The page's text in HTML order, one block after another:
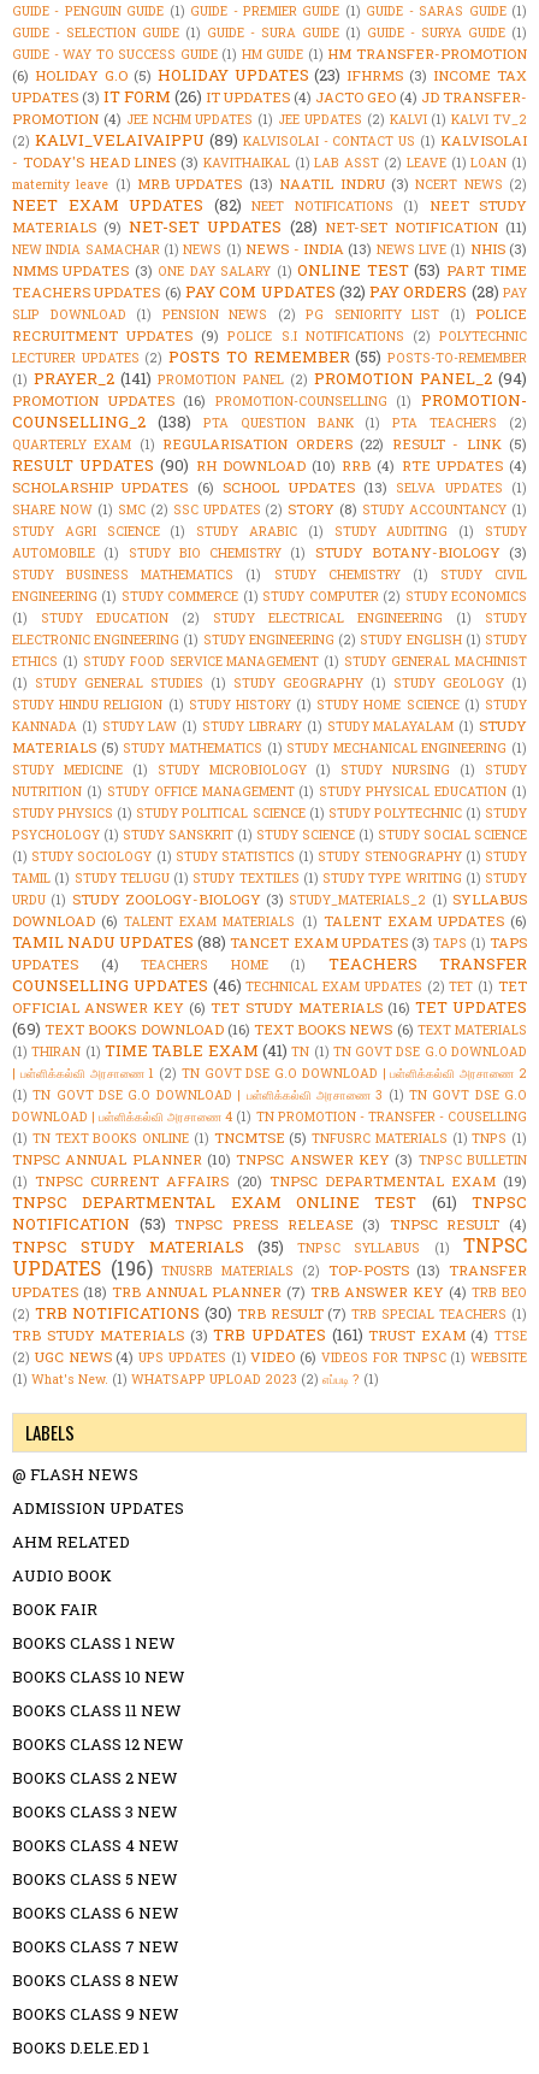
GUIDE - PENGUIN GUIDE (1) GUIDE - PREMIER GUIDE (1) GUIDE - SARAS GUIDE (1)
GUIDE - SELECTION GUIDE (1) GUIDE - SURA GUIDE (1) GUIDE - SURYA GUIDE (1)
GUIDE - WAY TO SUCCESS GUIDE (1) HM GUIDE (1) HM TRANSFER-PROMOTION
(6) HOLIDAY G.O (5) HOLIDAY UPDATES (23) IFHRMS (3) INCOME TAX
UPDATES (3) IT FORM (26) IT UPDATES (4) JACTO GEO (4) JD TRANSFER-
PROMOTION (4) JEE NCHM UPDATES (1) JEE UPDATES (2) KALVI (1) KALVI TV_2
(2) KALVI_VELAIVAIPPU (89) KALVISOLAI - CONTACT US (1) KALVISOLAI
- TODAY'S HEAD LINES (3) KAVITHAIKAL (1) LAB ASST (2) LEAVE (1) LOAN (1)
maternity leave (1) MRB UPDATES (13) NAATIL INDRU (3) NCERT NEWS (2)
NEET EXAM UPDATES (82) NEET NOTIFICATIONS (1)
NEET STUDY
MATERIALS (9) NET-SET UPDATES (28) NET-SET NOTIFICATION (11)
NEW INDIA SAMACHAR (1) NEWS (1) NEWS - INDIA (13) NEWS LIVE (1) NHIS (3)
NMMS UPDATES (3) ONE DAY SALARY (1) ONLINE TEST (53) PART TIME
TEACHERS UPDATES (6) PAY COM UPDATES (32) PAY ORDERS (28) PAY
SLIP DOWNLOAD
(1) PENSION NEWS (2) PG SENIORITY LIST (1)
POLICE
RECRUITMENT UPDATES (9) POLICE S.I NOTIFICATIONS (2) POLYTECHNIC
LECTURER UPDATES (2) POSTS TO REMEMBER (55) POSTS-TO-REMEMBER
(1) PRAYER_2 (141) PROMOTION PANEL (2) PROMOTION PANEL_2 (94)
PROMOTION UPDATES (16) PROMOTION-COUNSELLING (1)
PROMOTION-
COUNSELLING_2 (138) PTA QUESTION BANK (1) PTA TEACHERS
(2)
QUARTERLY EXAM (1) REGULARISATION ORDERS (22) RESULT - LINK (5)
RESULT UPDATES (90) RH DOWNLOAD (10) RRB (4) RTE UPDATES (4)
SCHOLARSHIP UPDATES (6) SCHOOL UPDATES (13) SELVA UPDATES
(1)
SHARE NOW (1) SMC (2) SSC UPDATES (2) STORY (8) STUDY ACCOUNTANCY (1)
STUDY AGRI SCIENCE
(1) STUDY ARABIC (1) STUDY AUDITING (1)
STUDY
AUTOMOBILE (1) STUDY BIO CHEMISTRY (1) STUDY BOTANY-BIOLOGY (3)
STUDY BUSINESS MATHEMATICS (1) STUDY CHEMISTRY (1)
STUDY CIVIL
ENGINEERING (1) STUDY COMMERCE (1) STUDY COMPUTER (2) STUDY ECONOMICS
(1)
STUDY EDUCATION (2) STUDY ELECTRICAL ENGINEERING (1)
STUDY
ELECTRONIC ENGINEERING (1) STUDY ENGINEERING (2) STUDY ENGLISH (1) STUDY
ETHICS (1) STUDY FOOD SERVICE MANAGEMENT (1) STUDY GENERAL MACHINIST
(1) STUDY GENERAL STUDIES (1) STUDY GEOGRAPHY (1) STUDY GEOLOGY (1)
STUDY HINDU RELIGION (1) STUDY HISTORY (1) STUDY HOME SCIENCE (1) STUDY
KANNADA (1) STUDY LAW (1) STUDY LIBRARY (1) STUDY MALAYALAM (1) STUDY
MATERIALS (5) STUDY MATHEMATICS (1) STUDY MECHANICAL ENGINEERING (1)
STUDY MEDICINE
(1) STUDY MICROBIOLOGY (1) STUDY NURSING (1)
STUDY
NUTRITION (1) STUDY OFFICE MANAGEMENT (1) STUDY PHYSICAL EDUCATION (1)
STUDY PHYSICS (1) STUDY POLITICAL SCIENCE (1) STUDY POLYTECHNIC (1) STUDY
PSYCHOLOGY (1) STUDY SANSKRIT (1) STUDY SCIENCE (1) STUDY SOCIAL SCIENCE
(1) STUDY SOCIOLOGY (1) STUDY STATISTICS (1) STUDY STENOGRAPHY (1) STUDY
TAMIL (1) STUDY TELUGU (1) STUDY TEXTILES (1) STUDY TYPE WRITING (1) STUDY
URDU (1) STUDY ZOOLOGY-BIOLOGY (3) STUDY_MATERIALS_2 (1) SYLLABUS
DOWNLOAD (6) TALENT EXAM MATERIALS (1) TALENT EXAM UPDATES (6)
TAMIL NADU UPDATES (88) TANCET EXAM UPDATES (3) TAPS (1) TAPS
UPDATES
(4) TEACHERS HOME (1)
TEACHERS TRANSFER
COUNSELLING UPDATES (46) TECHNICAL EXAM UPDATES (2) TET (1) TET
OFFICIAL ANSWER KEY (6) TET STUDY MATERIALS (16) TET UPDATES
(69) TEXT BOOKS DOWNLOAD (16) TEXT BOOKS NEWS (6) TEXT MATERIALS
(1) THIRAN (1) TIME TABLE EXAM (41) TN (1) TN GOVT DSE G.O DOWNLOAD
| பள்ளிக்கல்வி அரசாணை 1 (2) TN GOVT DSE G.O DOWNLOAD | பள்ளிக்கல்வி அரசாணை 2
(1) TN GOVT DSE G.O DOWNLOAD | பள்ளிக்கல்வி அரசாணை 3 (1) TN GOVT DSE G.O
DOWNLOAD | பள்ளிக்கல்வி அரசாணை 4 (1) TN PROMOTION - TRANSFER - COUSELLING
(1) TN TEXT BOOKS ONLINE (1) TNCMTSE (5) TNFUSRC MATERIALS (1) TNPS (1)
TNPSC ANNUAL PLANNER (10) TNPSC ANSWER KEY (3) TNPSC BULLETIN
(1) TNPSC CURRENT AFFAIRS (20) TNPSC DEPARTMENTAL EXAM (19)
TNPSC DEPARTMENTAL EXAM ONLINE TEST (61)
TNPSC
NOTIFICATION (53) TNPSC PRESS RELEASE (3) TNPSC RESULT (4)
TNPSC STUDY MATERIALS (35) TNPSC SYLLABUS (1)
TNPSC
UPDATES (196) TNUSRB MATERIALS (2) TOP-POSTS (13) TRANSFER
UPDATES (18) TRB ANNUAL PLANNER (7) TRB ANSWER KEY (4) TRB BEO
(2) TRB NOTIFICATIONS (30) TRB RESULT (7) TRB SPECIAL TEACHERS (1)
TRB STUDY MATERIALS (3) TRB UPDATES (161) TRUST EXAM (4) TTSE
(2) UGC NEWS (4) UPS UPDATES (1) VIDEO (6) VIDEOS FOR TNPSC (1) WEBSITE
(1) What's New. (1) WHATSAPP UPLOAD 2023 (2) எப்படி ? (1)
LABELS
@ FLASH NEWS
ADMISSION UPDATES
AHM RELATED
AUDIO BOOK
BOOK FAIR
BOOKS CLASS 1 NEW
BOOKS CLASS 10 NEW
BOOKS CLASS 11 NEW
BOOKS CLASS 12 NEW
BOOKS CLASS 2 NEW
BOOKS CLASS 3 NEW
BOOKS CLASS 4 NEW
BOOKS CLASS 5 NEW
BOOKS CLASS 6 NEW
BOOKS CLASS 7 NEW
BOOKS CLASS 8 NEW
BOOKS CLASS 9 NEW
BOOKS D.ELE.ED 1